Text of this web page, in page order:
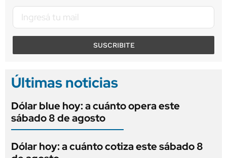
SUSCRIBITE
Últimas noticias
Dólar blue hoy: a cuánto opera este
sábado 8 de agosto
Dólar hoy: a cuánto cotiza este sábado 8